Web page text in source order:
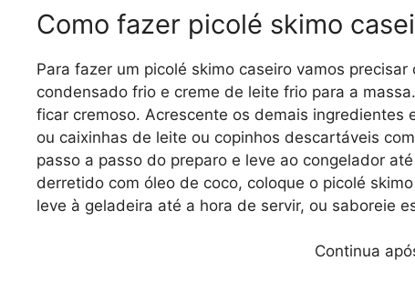
Como fazer picolé skimo
Para fazer um picolé skimo caseiro vamos
condensado frio e creme de leite frio para a
ficar cremoso. Acrescente os demais ingredientes
ou caixinhas de leite ou copinhos descartáveis
passo a passo do preparo e leve ao congelador
derretido com óleo de coco, coloque o picolé
leve à geladeira até a hora de servir, ou saboreie
Continua